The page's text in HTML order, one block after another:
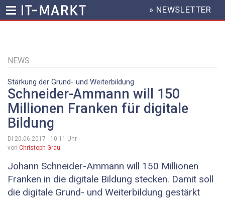
Inhalt
HEADER
MENU
» NEWSLETTER
NEWS
Stärkung der Grund- und Weiterbildung
Schneider-Ammann will 150
Millionen Franken für digitale
Bildung
Di 20.06.2017 - 10:11 Uhr
von Christoph Grau
Johann Schneider-Ammann will 150 Millionen
Franken in die digitale Bildung stecken. Damit soll
die digitale Grund- und Weiterbildung gestärkt